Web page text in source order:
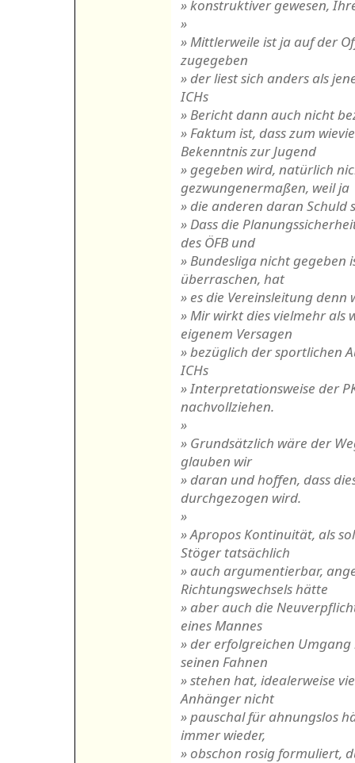
» konstruktiver gewesen,
»
» Mittlerweile ist ja auf der
zugegeben
» der liest sich anders als
ICHs
» Bericht dann auch nicht
» Faktum ist, dass zum
Bekenntnis zur Jugend
» gegeben wird, natürlich
gezwungenermaßen, weil ja
» die anderen daran Schuld
» Dass die
des ÖFB und
» Bundesliga nicht gegeben
überraschen, hat
» es die Vereinsleitung
» Mir wirkt dies vielmehr als
eigenem Versagen
» bezüglich der sportlichen
ICHs
» Interpretationsweise der
nachvollziehen.
»
» Grundsätzlich wäre der
glauben wir
» daran und hoffen, dass
durchgezogen wird.
»
» Apropos Kontinuität, als
Stöger tatsächlich
» auch argumentierbar,
Richtungswechsels hätte
» aber auch die
eines Mannes
» der erfolgreichen
seinen Fahnen
» stehen hat, idealerweise
Anhänger nicht
» pauschal für ahnungslos
immer wieder,
» obschon rosig formuliert,